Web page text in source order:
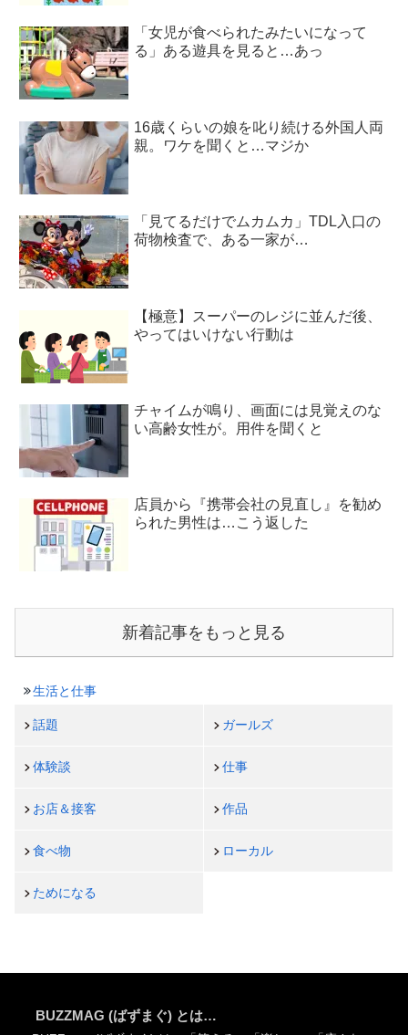
「女児が食べられたみたいになって
る」ある遊具を見ると…あっ
16歳くらいの娘を叱り続ける外国人両
親。ワケを聞くと…マジか
「見てるだけでムカムカ」TDL入口の
荷物検査で、ある一家が…
【極意】スーパーのレジに並んだ後、
やってはいけない行動は
チャイムが鳴り、画面には見覚えのな
い高齢女性が。用件を聞くと
店員から『携帯会社の見直し』を勧め
られた男性は…こう返した
新着記事をもっと見る
生活と仕事
話題 ガールズ
体験談 仕事
お店＆接客 作品
食べ物 ローカル
ためになる
BUZZMAG (ばずまぐ) とは…